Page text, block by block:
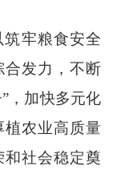
牢粮食安全
合发力，不断
，加快多元化
农业高质量
社会稳定奠